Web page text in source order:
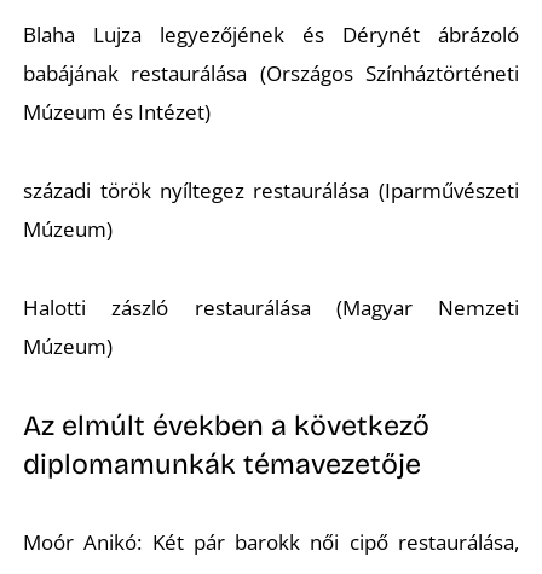
Blaha Lujza legyezőjének és Dérynét ábrázoló
babájának restaurálása (Országos Színháztörténeti
Múzeum és Intézet)
századi török nyíltegez restaurálása (Iparművészeti
Múzeum)
Halotti zászló restaurálása (Magyar Nemzeti
Múzeum)
Az elmúlt években a következő
diplomamunkák témavezetője
Moór Anikó: Két pár barokk női cipő restaurálása,